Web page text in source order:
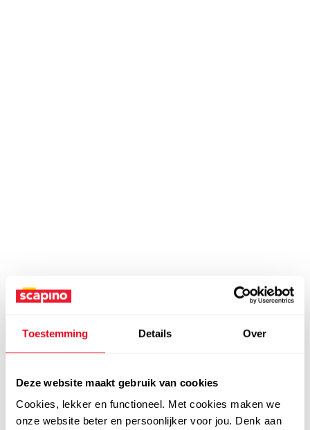
Toestemming Details Over
Deze website maakt gebruik van cookies
Cookies, lekker en functioneel. Met cookies maken we
onze website beter en persoonlijker voor jou. Denk aan